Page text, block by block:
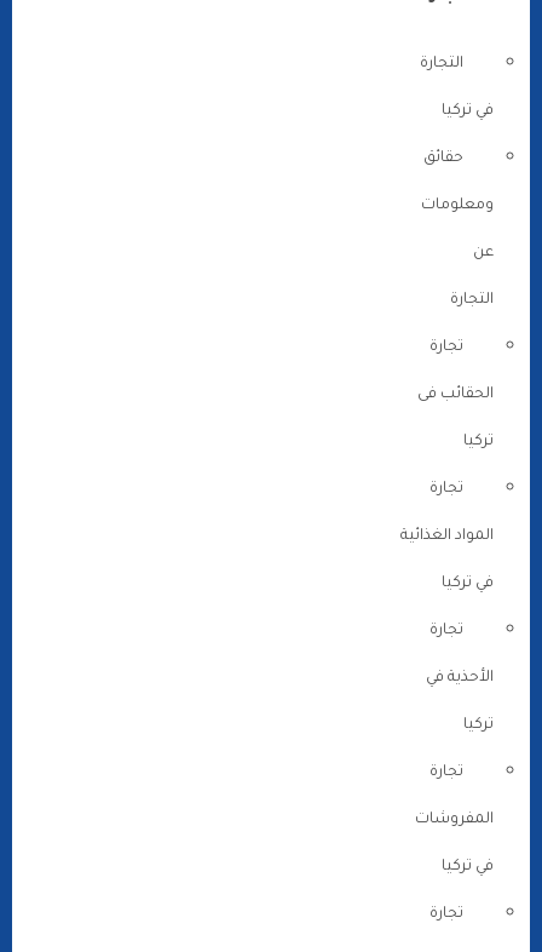
التجارة
في تركيا
حقائق
ومعلومات
عن
التجارة
تجارة
الحقائب فى
تركيا
تجارة
المواد الغذائية
في تركيا
تجارة
الأحذية في
تركيا
تجارة
المفروشات
في تركيا
تجارة